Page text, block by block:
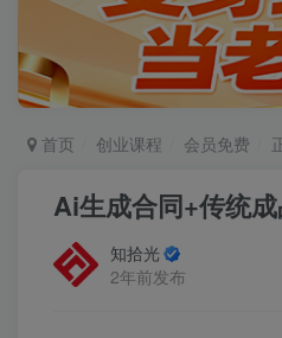
首页 创业课程 会员免费
Ai生成合同+传统
知拾光
2年前发布